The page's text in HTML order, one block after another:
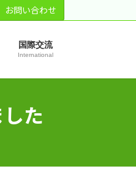
お問い合わせ
国際交流
International
た